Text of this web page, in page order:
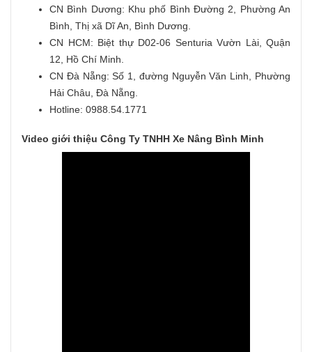
CN Bình Dương: Khu phố Bình Đường 2, Phường An
Bình, Thị xã Dĩ An, Bình Dương.
CN HCM: Biệt thự D02-06 Senturia Vườn Lài, Quận
12, Hồ Chí Minh.
CN Đà Nẵng: Số 1, đường Nguyễn Văn Linh, Phường
Hải Châu, Đà Nẵng.
Hotline: 0988.54.1771
Video giới thiệu Công Ty TNHH Xe Nâng Bình Minh